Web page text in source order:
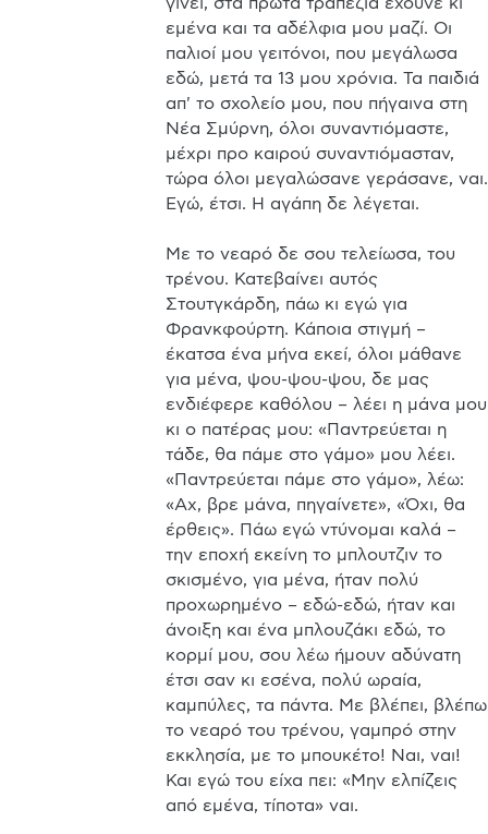
γίνει, στα πρώτα τραπέζια έχουνε κι
εμένα και τα αδέλφια μου μαζί. Οι
παλιοί μου γειτόνοι, που μεγάλωσα
εδώ, μετά τα 13 μου χρόνια. Τα παιδιά
απ' το σχολείο μου, που πήγαινα στη
Νέα Σμύρνη, όλοι συναντιόμαστε,
μέχρι προ καιρού συναντιόμασταν,
τώρα όλοι μεγαλώσανε γεράσανε, ναι.
Εγώ, έτσι. Η αγάπη δε λέγεται.
Με το νεαρό δε σου τελείωσα, του
τρένου. Κατεβαίνει αυτός
Στουτγκάρδη, πάω κι εγώ για
Φρανκφούρτη. Κάποια στιγμή –
έκατσα ένα μήνα εκεί, όλοι μάθανε
για μένα, ψου-ψου-ψου, δε μας
ενδιέφερε καθόλου – λέει η μάνα μου
κι ο πατέρας μου: «Παντρεύεται η
τάδε, θα πάμε στο γάμο» μου λέει.
«Παντρεύεται πάμε στο γάμο», λέω:
«Αχ, βρε μάνα, πηγαίνετε», «Όχι, θα
έρθεις». Πάω εγώ ντύνομαι καλά –
την εποχή εκείνη το μπλουτζιν το
σκισμένο, για μένα, ήταν πολύ
προχωρημένο – εδώ-εδώ, ήταν και
άνοιξη και ένα μπλουζάκι εδώ, το
κορμί μου, σου λέω ήμουν αδύνατη
έτσι σαν κι εσένα, πολύ ωραία,
καμπύλες, τα πάντα. Με βλέπει, βλέπω
το νεαρό του τρένου, γαμπρό στην
εκκλησία, με το μπουκέτο! Ναι, ναι!
Και εγώ του είχα πει: «Μην ελπίζεις
από εμένα, τίποτα» ναι.